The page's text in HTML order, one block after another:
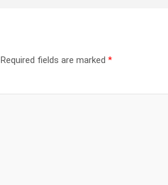
Required fields are marked *